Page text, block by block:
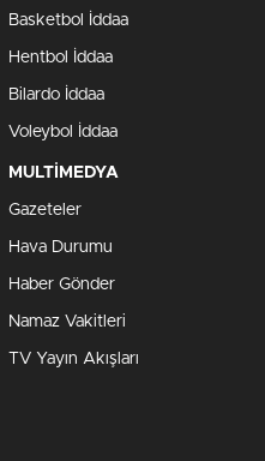
Basketbol İddaa
Hentbol İddaa
Bilardo İddaa
Voleybol İddaa
MULTİMEDYA
Gazeteler
Hava Durumu
Haber Gönder
Namaz Vakitleri
TV Yayın Akışları